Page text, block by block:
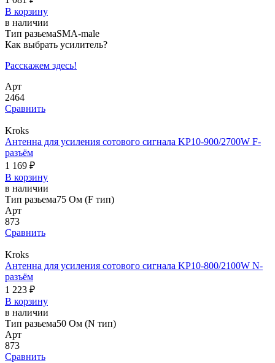
В корзину
в наличии
Тип разьемаSMA-male
Как выбрать усилитель?
Расскажем здесь!
Арт
2464
Сравнить
Kroks
Антенна для усиления сотового сигнала KP10-900/2700W F-
разъём
1 169 ₽
В корзину
в наличии
Тип разьема75 Ом (F тип)
Арт
873
Сравнить
Kroks
Антенна для усиления сотового сигнала KP10-800/2100W N-
разъём
1 223 ₽
В корзину
в наличии
Тип разьема50 Ом (N тип)
Арт
873
Сравнить